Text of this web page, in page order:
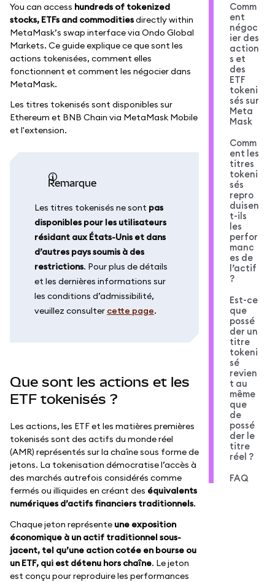
You can access hundreds of tokenized
stocks, ETFs and commoditiesdirectly within
MetaMask’s swap interface via Ondo Global
Markets. Ce guide explique ce que sont les
actions tokenisées, comment elles
fonctionnent et comment les négocier dans
MetaMask.
Les titres tokenisés sont disponibles sur
Ethereum et BNB Chain via MetaMask Mobile
et l'extension.
remarque
Les titres tokenisés ne sont pas
disponibles pour les utilisateurs
résidant aux États-Unis et dans
d’autres pays soumis à des
restrictions. Pour plus de détails
et les dernières informations sur
les conditions d’admissibilité,
veuillez consulter cette page.
Que sont les actions et les
ETF tokenisés ?
Les actions, les ETF et les matières premières
tokenisés sont des actifs du monde réel
(AMR) représentés sur la chaîne sous forme de
jetons. La tokenisation démocratise l’accès à
des marchés autrefois considérés comme
fermés ou illiquides en créant des équivalents
numériques d’actifs financiers traditionnels.
Chaque jeton représente une exposition
économique à un actif traditionnel sous-
jacent, tel qu’une action cotée en bourse ou
un ETF, qui est détenu hors chaîne. Le jeton
est conçu pour reproduire les performances
Comm
ent
négoc
ier des
action
s et
des
ETF
tokeni
sés sur
Meta
Mask
Comm
ent les
titres
tokeni
sés
repro
duisen
t-ils
les
perfor
manc
es de
l’actif
?
Est-ce
que
possé
der un
titre
tokeni
sé
revien
t au
même
que
de
possé
der le
titre
réel ?
FAQ